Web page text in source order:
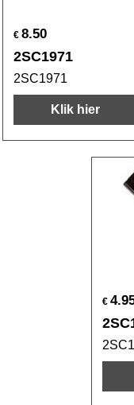
€ 8.50
2SC1971
2SC1971
Klik hier
€